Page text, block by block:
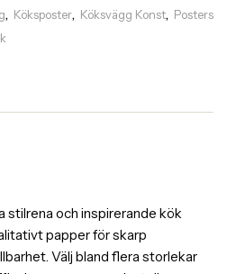
, Köksposter, Köksvägg Konst, Posters
stilrena och inspirerande kök
papper för skarp
Välj bland flera storlekar